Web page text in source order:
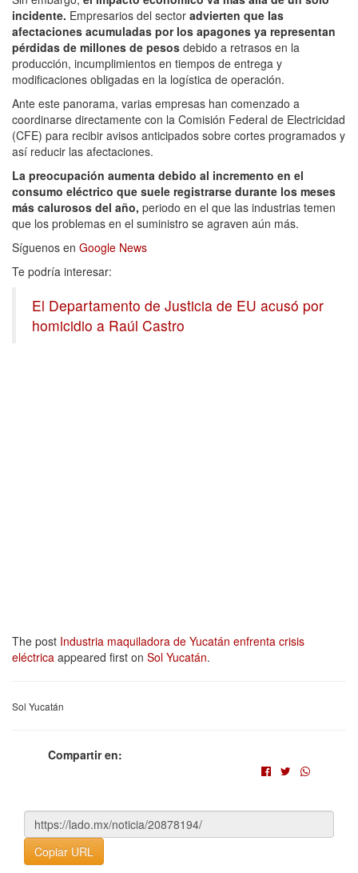
incidente. Empresarios del sector advierten que las
afectaciones acumuladas por los apagones ya representan
pérdidas de millones de pesos debido a retrasos en la
producción, incumplimientos en tiempos de entrega y
modificaciones obligadas en la logística de operación.
Ante este panorama, varias empresas han comenzado a
coordinarse directamente con la Comisión Federal de Electricidad
(CFE) para recibir avisos anticipados sobre cortes programados y
así reducir las afectaciones.
La preocupación aumenta debido al incremento en el
consumo eléctrico que suele registrarse durante los meses
más calurosos del año, periodo en el que las industrias temen
que los problemas en el suministro se agraven aún más.
Síguenos en Google News
Te podría interesar:
El Departamento de Justicia de EU acusó por
homicidio a Raúl Castro
The post Industria maquiladora de Yucatán enfrenta crisis
eléctrica appeared first on Sol Yucatán.
Sol Yucatán
Compartir en:
Copiar URL